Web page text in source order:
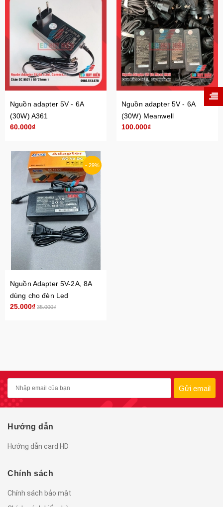
Nguồn adapter 5V - 6A
(30W) A361
60.000₫
Nguồn adapter 5V - 6A
(30W) Meanwell
100.000₫
- 29%
Nguồn Adapter 5V-2A, 8A
dùng cho đèn Led
25.000₫ 35.000₫
Gửi email
Hướng dẫn
Hướng dẫn card HD
Chính sách
Chính sách bảo mật